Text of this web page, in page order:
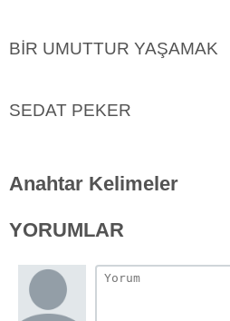
BİR UMUTTUR YAŞAMAK
SEDAT PEKER
Anahtar Kelimeler
YORUMLAR